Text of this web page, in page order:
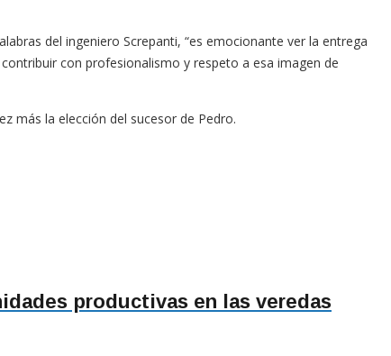
del ingeniero Screpanti, “es emocionante ver la entrega
con profesionalismo y respeto a esa imagen de
más la elección del sucesor de Pedro.
productivas en las veredas